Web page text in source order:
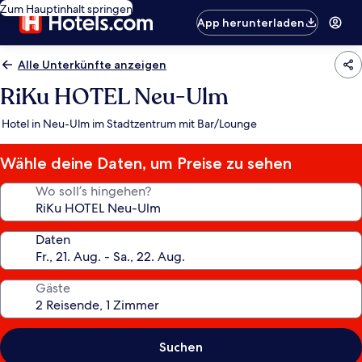
Zum Hauptinhalt springen
App herunterladen
Alle Unterkünfte anzeigen
RiKu HOTEL Neu-Ulm
Hotel in Neu-Ulm im Stadtzentrum mit Bar/Lounge
Wähle deine Daten, um Preise zu sehen
Wo soll’s hingehen?
Daten
Gäste
Suchen